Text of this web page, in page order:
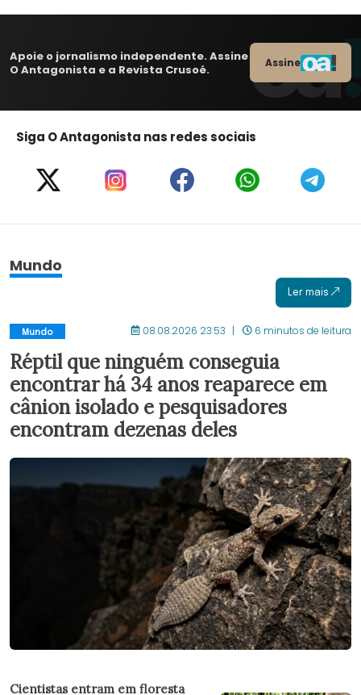
Apoie o jornalismo independente. Assine
O Antagonista e a Revista Crusoé.
Assine
Siga O Antagonista nas redes sociais
Mundo
Ler mais
Mundo 08.08.2026 23:53 6 minutos de leitura
Réptil que ninguém conseguia
encontrar há 34 anos reaparece em
cânion isolado e pesquisadores
encontram dezenas deles
Cientistas entram em floresta